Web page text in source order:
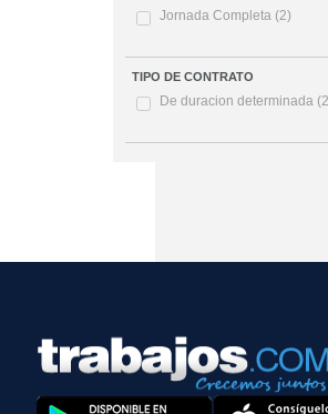
Jornada Completa (2)
TIPO DE CONTRATO
De duracion determinada